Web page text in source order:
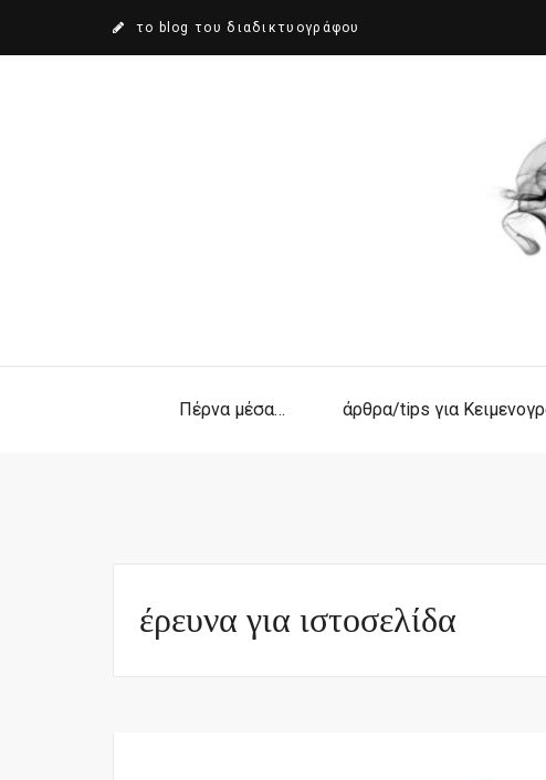
το blog του διαδικτυογράφου
Πέρνα μέσα… άρθρα/tips για
έρευνα για ιστοσελίδα